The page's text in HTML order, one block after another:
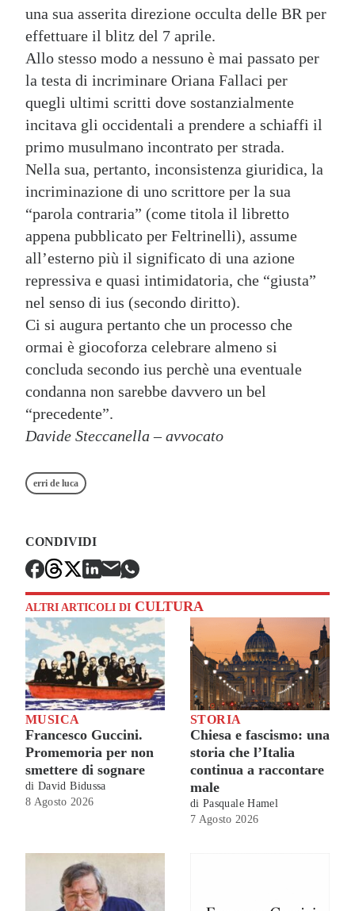
una sua asserita direzione occulta delle BR per
effettuare il blitz del 7 aprile.
Allo stesso modo a nessuno è mai passato per
la testa di incriminare Oriana Fallaci per
quegli ultimi scritti dove sostanzialmente
incitava gli occidentali a prendere a schiaffi il
primo musulmano incontrato per strada.
Nella sua, pertanto, inconsistenza giuridica, la
incriminazione di uno scrittore per la sua
“parola contraria” (come titola il libretto
appena pubblicato per Feltrinelli), assume
all’esterno più il significato di una azione
repressiva e quasi intimidatoria, che “giusta”
nel senso di ius (secondo diritto).
Ci si augura pertanto che un processo che
ormai è giocoforza celebrare almeno si
concluda secondo ius perchè una eventuale
condanna non sarebbe davvero un bel
“precedente”.
Davide Steccanella – avvocato
erri de luca
CONDIVIDI
ALTRI ARTICOLI DI CULTURA
MUSICA
Francesco Guccini.
Promemoria per non
smettere di sognare
di David Bidussa
8 Agosto 2026
STORIA
Chiesa e fascismo: una
storia che l’Italia
continua a raccontare
male
di Pasquale Hamel
7 Agosto 2026